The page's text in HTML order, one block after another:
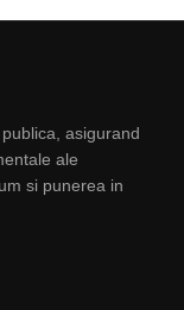
asigurand
ale
si punerea in